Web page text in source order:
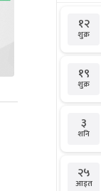
१२
शुक्र
१९
शुक्र
३
शनि
२५
आइत